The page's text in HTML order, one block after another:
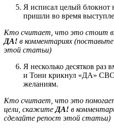
Я исписал целый
пришли во время
Кто считает, что это стоит
ДА! в комментариях
этой статьи)
Я несколько десятков раз
и Тони крикнул «ДА»
желаниям.
Кто считает, что это
цели, скажите ДА! в
сделайте репост этой статьи)